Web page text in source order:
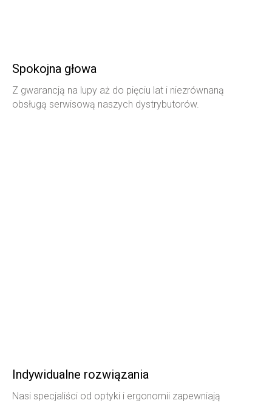
Spokojna głowa
Z gwarancją na lupy aż do pięciu lat i niezrównaną
obsługą serwisową naszych dystrybutorów.
Indywidualne rozwiązania
Nasi specjaliści od optyki i ergonomii zapewniają